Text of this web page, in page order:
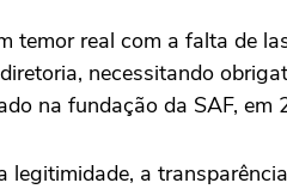
temor real com a falta de
necessitando
na fundação da SAF,
a